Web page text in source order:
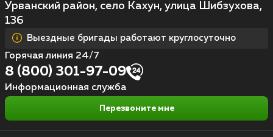
Урванский район, село Кахун, улица Шибзухова,
136
Выездные бригады работают круглосуточно
Горячая линия 24/7
8 (800) 301-97-09
Информационная служба
Перезвоните мне